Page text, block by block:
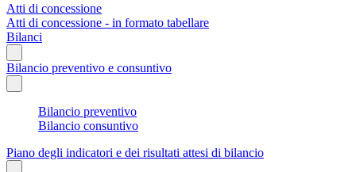
Atti di concessione
Atti di concessione - in formato tabellare
Bilanci
Bilancio preventivo e consuntivo
Bilancio preventivo
Bilancio consuntivo
Piano degli indicatori e dei risultati attesi di bilancio